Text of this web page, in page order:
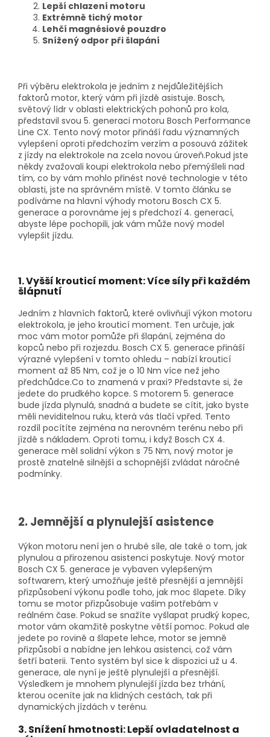
Lepší chlazení motoru
Extrémně tichý motor
Lehčí magnésiové pouzdro
Snížený odpor při šlapání
Při výběru elektrokola je jedním z nejdůležitějších
faktorů motor, který vám při jízdě asistuje. Bosch,
světový lídr v oblasti elektrických pohonů pro kola,
představil svou 5. generaci motoru Bosch Performance
Line CX. Tento nový motor přináší řadu významných
vylepšení oproti předchozím verzím a posouvá zážitek
z jízdy na elektrokole na zcela novou úroveň.Pokud jste
někdy zvažovali koupi elektrokola nebo přemýšleli nad
tím, co by vám mohlo přinést nové technologie v této
oblasti, jste na správném místě. V tomto článku se
podíváme na hlavní výhody motoru Bosch CX 5.
generace a porovnáme jej s předchozí 4. generací,
abyste lépe pochopili, jak vám může nový model
vylepšit jízdu.
1. Vyšší krouticí moment: Více síly při každém
šlápnutí
Jedním z hlavních faktorů, které ovlivňují výkon motoru
elektrokola, je jeho krouticí moment. Ten určuje, jak
moc vám motor pomůže při šlapání, zejména do
kopců nebo při rozjezdu. Bosch CX 5. generace přináší
výrazné vylepšení v tomto ohledu – nabízí krouticí
moment až 85 Nm, což je o 10 Nm více než jeho
předchůdce.Co to znamená v praxi? Představte si, že
jedete do prudkého kopce. S motorem 5. generace
bude jízda plynulá, snadná a budete se cítit, jako byste
měli neviditelnou ruku, která vás tlačí vpřed. Tento
rozdíl pocítíte zejména na nerovném terénu nebo při
jízdě s nákladem. Oproti tomu, i když Bosch CX 4.
generace měl solidní výkon s 75 Nm, nový motor je
prostě znatelně silnější a schopnější zvládat náročné
podmínky.
2. Jemnější a plynulejší asistence
Výkon motoru není jen o hrubé síle, ale také o tom, jak
plynulou a přirozenou asistenci poskytuje. Nový motor
Bosch CX 5. generace je vybaven vylepšeným
softwarem, který umožňuje ještě přesnější a jemnější
přizpůsobení výkonu podle toho, jak moc šlapete. Díky
tomu se motor přizpůsobuje vašim potřebám v
reálném čase. Pokud se snažíte vyšlapat prudký kopec,
motor vám okamžitě poskytne větší pomoc. Pokud ale
jedete po rovině a šlapete lehce, motor se jemně
přizpůsobí a nabídne jen lehkou asistenci, což vám
šetří baterii. Tento systém byl sice k dispozici už u 4.
generace, ale nyní je ještě plynulejší a přesnější.
Výsledkem je mnohem plynulejší jízda bez trhání,
kterou oceníte jak na klidných cestách, tak při
dynamických jízdách v terénu.
3. Snížení hmotnosti: Lepší ovladatelnost a